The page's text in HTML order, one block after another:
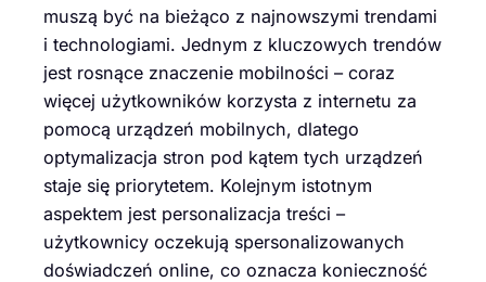
muszą być na bieżąco z najnowszymi trendami
i technologiami. Jednym z kluczowych trendów
jest rosnące znaczenie mobilności – coraz
więcej użytkowników korzysta z internetu za
pomocą urządzeń mobilnych, dlatego
optymalizacja stron pod kątem tych urządzeń
staje się priorytetem. Kolejnym istotnym
aspektem jest personalizacja treści –
użytkownicy oczekują spersonalizowanych
doświadczeń online, co oznacza konieczność